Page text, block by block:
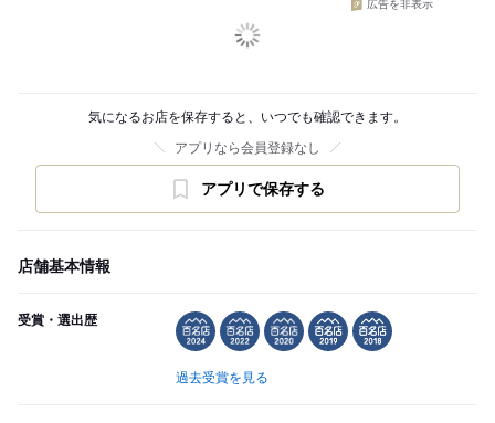
広告を非表示
気になるお店を保存すると、いつでも確認できます。
アプリなら会員登録なし
アプリで保存する
店舗基本情報
受賞・選出歴
過去受賞を見る